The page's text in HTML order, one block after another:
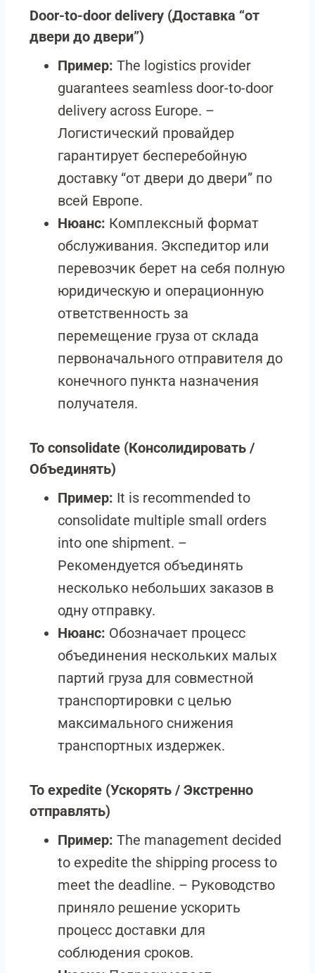
Door-to-door delivery (Доставка “от
двери до двери”)
Пример: The logistics provider
guarantees seamless door-to-door
delivery across Europe. –
Логистический провайдер
гарантирует бесперебойную
доставку “от двери до двери” по
всей Европе.
Нюанс: Комплексный формат
обслуживания. Экспедитор или
перевозчик берет на себя полную
юридическую и операционную
ответственность за
перемещение груза от склада
первоначального отправителя до
конечного пункта назначения
получателя.
To consolidate (Консолидировать /
Объединять)
Пример: It is recommended to
consolidate multiple small orders
into one shipment. –
Рекомендуется объединять
несколько небольших заказов в
одну отправку.
Нюанс: Обозначает процесс
объединения нескольких малых
партий груза для совместной
транспортировки с целью
максимального снижения
транспортных издержек.
To expedite (Ускорять / Экстренно
отправлять)
Пример: The management decided
to expedite the shipping process to
meet the deadline. – Руководство
приняло решение ускорить
процесс доставки для
соблюдения сроков.